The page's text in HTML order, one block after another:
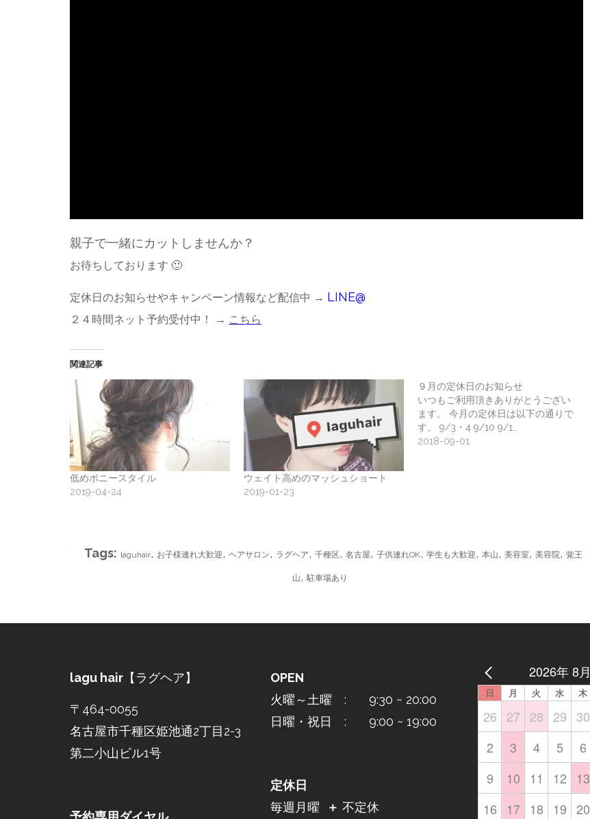
親子で一緒にカットしませんか？
お待ちしております 🙂
定休日のお知らせやキャンペーン情報など配信中 → LINE@
２４時間ネット予約受付中！ → こちら
関連記事
低めポニースタイル
2019-04-24
ウェイト高めのマッシュショート
2019-01-23
９月の定休日のお知らせ
いつもご利用頂きありがとうござい
ます。 今月の定休日は以下の通りで
す。 9/3・4 9/10 9/1…
2018-09-01
Tags: laguhair, お子様連れ大歓迎, ヘアサロン, ラグヘア, 千種区, 名古屋, 子供連れOK, 学生も大歓迎, 本山, 美容室, 美容院, 覚王
山, 駐車場あり
lagu hair 【ラグヘア】
〒464-0055
名古屋市千種区姫池通2丁目2-3
第二小山ビル1号
OPEN
火曜～土曜 : 9:30 ~ 20:00
日曜・祝日 : 9:00 ~ 19:00
定休日
毎週月曜
＋ 不定休
2026年 8月
日 月 火 水 木
26 27 28 29 30
2
3 4 5 6
9
10 11 12 13
16
17 18 19 20